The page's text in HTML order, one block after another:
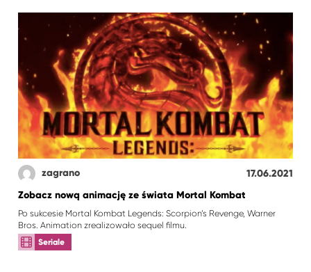
zagrano
17.06.2021
Zobacz nową animację ze świata Mortal Kombat
Po sukcesie Mortal Kombat Legends: Scorpion’s Revenge, Warner
Bros. Animation zrealizowało sequel filmu.
Seriale